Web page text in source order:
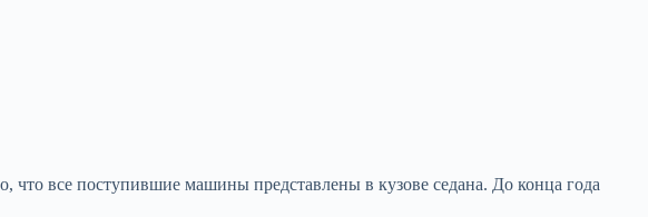
что все поступившие машины представлены в кузове седана. До конца года